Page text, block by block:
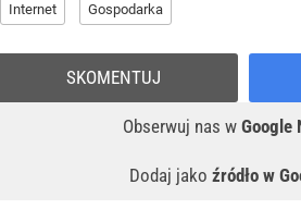
Internet Gospodarka
Obserwuj nas w Google
Dodaj jako źródło w
SKOMENTUJ